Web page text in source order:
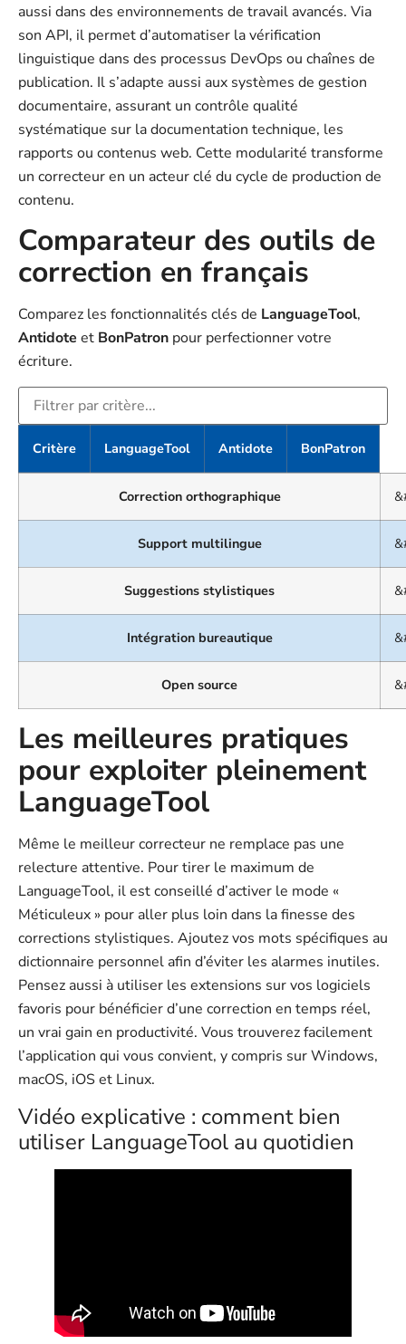
aussi dans des environnements de travail avancés. Via
son API, il permet d’automatiser la vérification
linguistique dans des processus DevOps ou chaînes de
publication. Il s’adapte aussi aux systèmes de gestion
documentaire, assurant un contrôle qualité
systématique sur la documentation technique, les
rapports ou contenus web. Cette modularité transforme
un correcteur en un acteur clé du cycle de production de
contenu.
Comparateur des outils de
correction en français
Comparez les fonctionnalités clés de LanguageTool,
Antidote et BonPatron pour perfectionner votre
écriture.
comparant
Critère LanguageTool Antidote BonPatron
Correction orthographique
Support multilingue
Suggestions stylistiques
Intégration bureautique
Open source
Les meilleures pratiques
pour exploiter pleinement
LanguageTool
Même le meilleur correcteur ne remplace pas une
relecture attentive. Pour tirer le maximum de
LanguageTool, il est conseillé d’activer le mode «
Méticuleux » pour aller plus loin dans la finesse des
corrections stylistiques. Ajoutez vos mots spécifiques au
dictionnaire personnel afin d’éviter les alarmes inutiles.
Pensez aussi à utiliser les extensions sur vos logiciels
favoris pour bénéficier d’une correction en temps réel,
un vrai gain en productivité. Vous trouverez facilement
l’application qui vous convient, y compris sur Windows,
macOS, iOS et Linux.
Vidéo explicative : comment bien
utiliser LanguageTool au quotidien